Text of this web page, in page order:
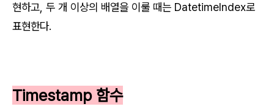
현하고, 두 개 이상의 배열을 이룰 때는 DatetimeIndex로
표현한다.
Timestamp 함수